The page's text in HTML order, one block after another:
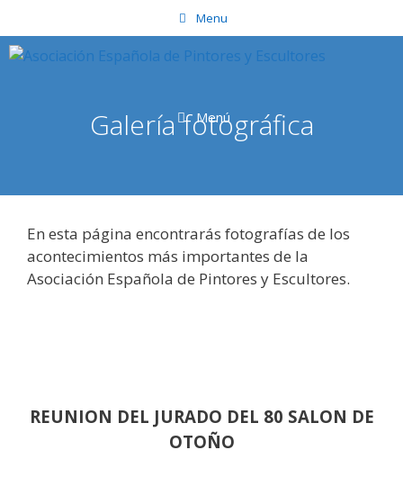
al
contenido
Menu
Menú
Galería fotográfica
En esta página encontrarás fotografías de los
acontecimientos más importantes de la
Asociación Española de Pintores y Escultores.
REUNION DEL JURADO DEL 80 SALON DE
OTOÑO